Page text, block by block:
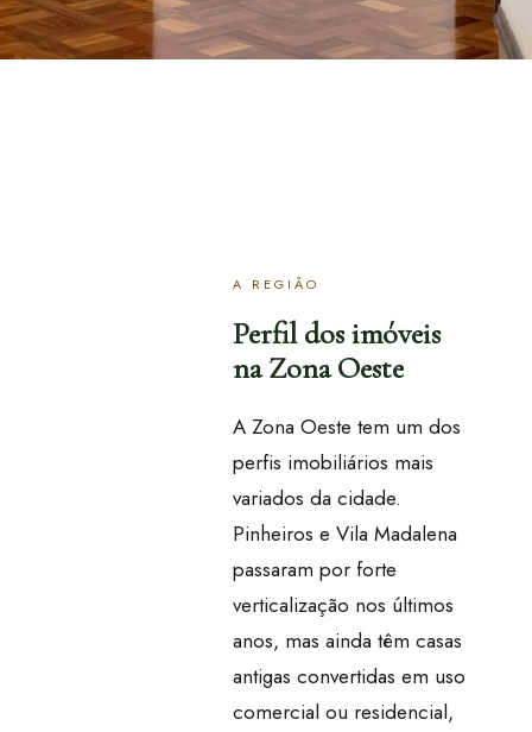
A REGIÃO
Perfil dos imóveis
na Zona Oeste
A Zona Oeste tem um dos
perfis imobiliários mais
variados da cidade.
Pinheiros e Vila Madalena
passaram por forte
verticalização nos últimos
anos, mas ainda têm casas
antigas convertidas em uso
comercial ou residencial,